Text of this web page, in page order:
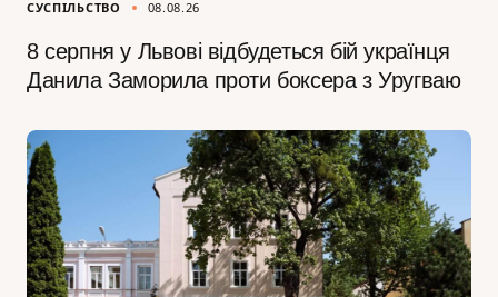
СУСПІЛЬСТВО 08.08.26
8 серпня у Львові відбудеться бій українця
Данила Заморила проти боксера з Уругваю